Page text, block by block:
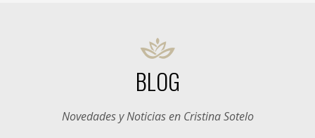
BLOG
Novedades y Noticias en Cristina Sotelo